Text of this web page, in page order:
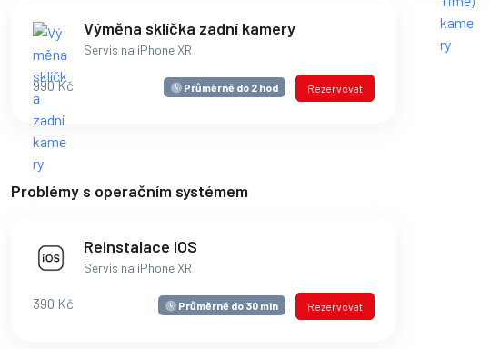
Výměna sklíčka zadní kamery
Servis na iPhone XR
990 Kč Průměrně do 2 hod Rezervovat
Problémy s operačním systémem
Reinstalace IOS
Servis na iPhone XR
390 Kč Průměrně do 30 min Rezervovat